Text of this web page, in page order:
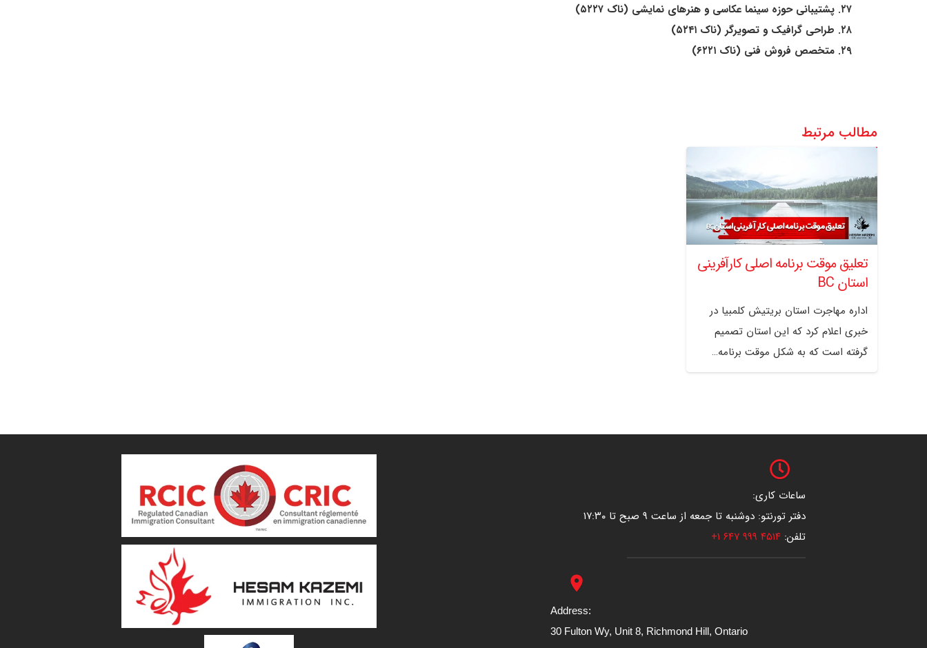
۲۷. پشتیبانی حوزه سینما عکاسی و هنرهای نمایشی (ناک ۵۲۲۷)
۲۸. طراحی گرافیک و تصویرگر (ناک ۵۲۴۱)
۲۹. متخصص فروش فنی (ناک ۶۲۲۱)
مطالب مرتبط
تعلیق موقت برنامه اصلی کارآفرینی
استان BC
اداره مهاجرت استان بریتیش کلمبیا در
خبری اعلام کرد که این استان تصمیم
گرفته است که به شکل موقت برنامه…
ساعات کاری:
دفتر تورنتو: دوشنبه تا جمعه از ساعت ۹ صبح تا ۱۷:۳۰
تلفن: ۴۵۱۴ ۹۹۹ ۶۴۷ ۱+
place
Address:
30 Fulton Wy, Unit 8, Richmond Hill, Ontario